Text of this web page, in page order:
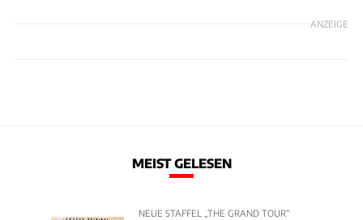
ANZEIGE
MEIST GELESEN
NEUE STAFFEL „THE GRAND TOUR“